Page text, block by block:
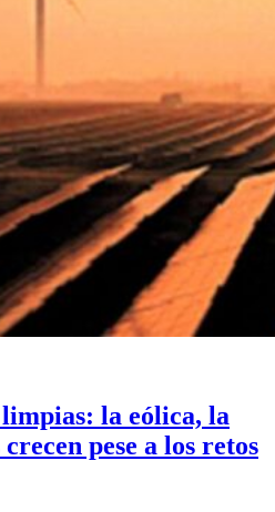
la eólica, la
pese a los retos